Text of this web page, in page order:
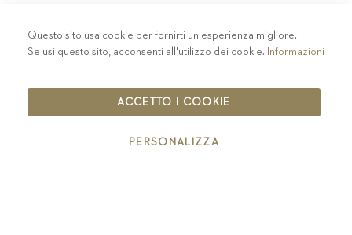
PRIVACY-COLOPHON - COOKIE POLICY
CODICE ETICO
IT00126670215
Questo sito usa cookie per fornirti un'esperienza migliore.
Se usi questo sito, acconsenti all'utilizzo dei cookie. Informazioni
ACCETTO I COOKIE
PERSONALIZZA